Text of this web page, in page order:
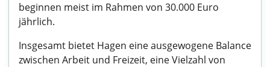
beginnen meist im Rahmen von 30.000 Euro
jährlich.
Insgesamt bietet Hagen eine ausgewogene Balance
zwischen Arbeit und Freizeit, eine Vielzahl von